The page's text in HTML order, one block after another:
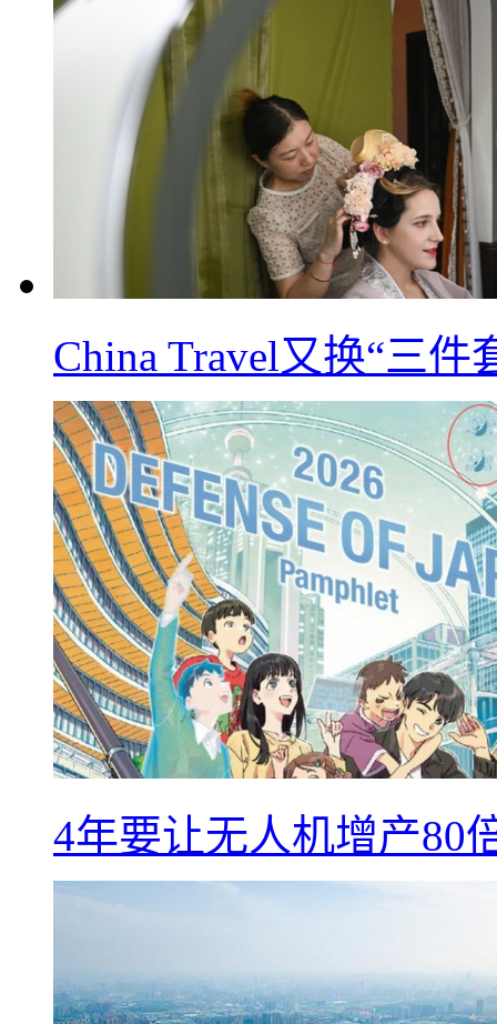
China Travel又换“三
4年要让无人机增产80